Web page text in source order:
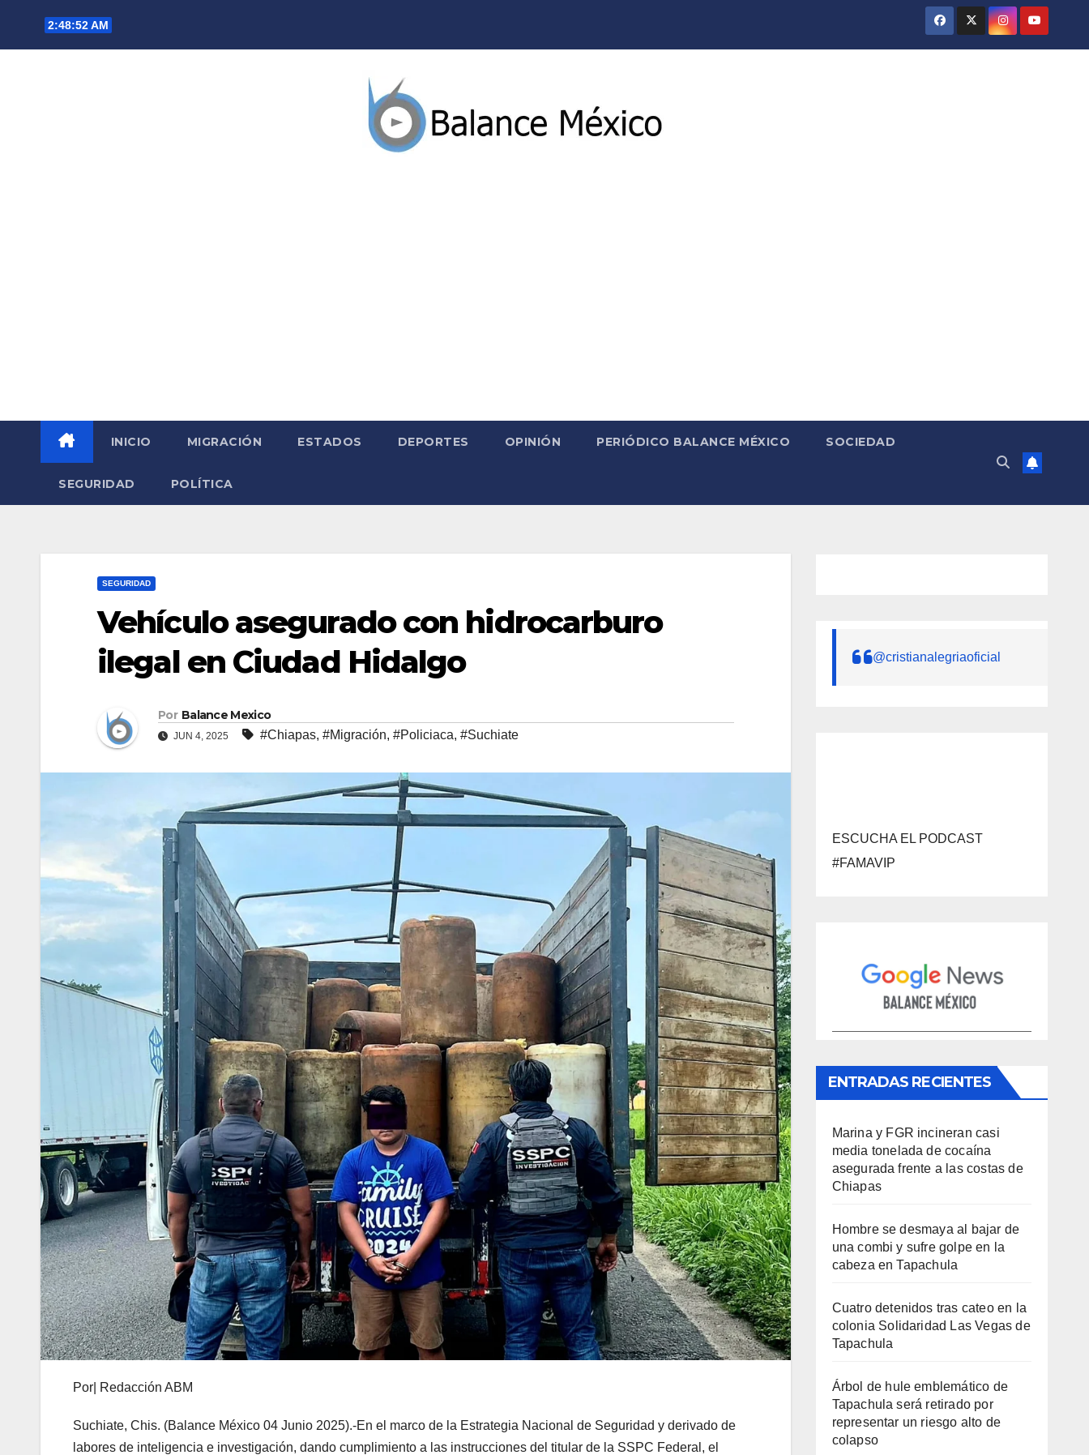
2:48:54 AM
INICIO MIGRACIÓN ESTADOS DEPORTES OPINIÓN PERIÓDICO BALANCE MÉXICO SOCIEDAD
SEGURIDAD POLÍTICA
SEGURIDAD
Vehículo asegurado con hidrocarburo
ilegal en Ciudad Hidalgo
Por Balance Mexico
JUN 4, 2025 #Chiapas, #Migración, #Policiaca, #Suchiate
Por| Redacción ABM
Suchiate, Chis. (Balance México 04 Junio 2025).-En el marco de la Estrategia Nacional de Seguridad y derivado de
labores de inteligencia e investigación, dando cumplimiento a las instrucciones del titular de la SSPC Federal, el
@cristianalegriaoficial
ESCUCHA EL PODCAST
#FAMAVIP
ENTRADAS RECIENTES
Marina y FGR incineran casi
media tonelada de cocaína
asegurada frente a las costas de
Chiapas
Hombre se desmaya al bajar de
una combi y sufre golpe en la
cabeza en Tapachula
Cuatro detenidos tras cateo en la
colonia Solidaridad Las Vegas de
Tapachula
Árbol de hule emblemático de
Tapachula será retirado por
representar un riesgo alto de
colapso